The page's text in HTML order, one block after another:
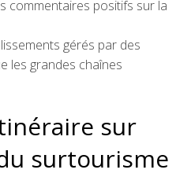
commentaires positifs sur la
gérés par des
les grandes chaînes
sur
surtourisme